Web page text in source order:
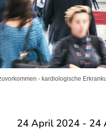
- kardiologische
24 April 2024 - 24